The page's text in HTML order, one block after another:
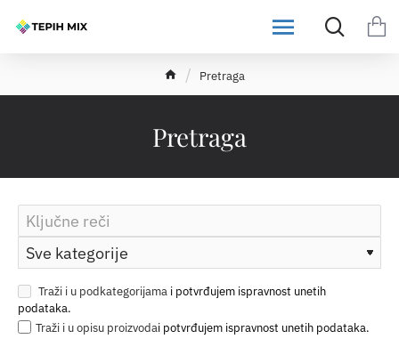
Pretraga
h
o
Pretraga
Traži i u podkategorijama
Traži i u opisu proizvoda